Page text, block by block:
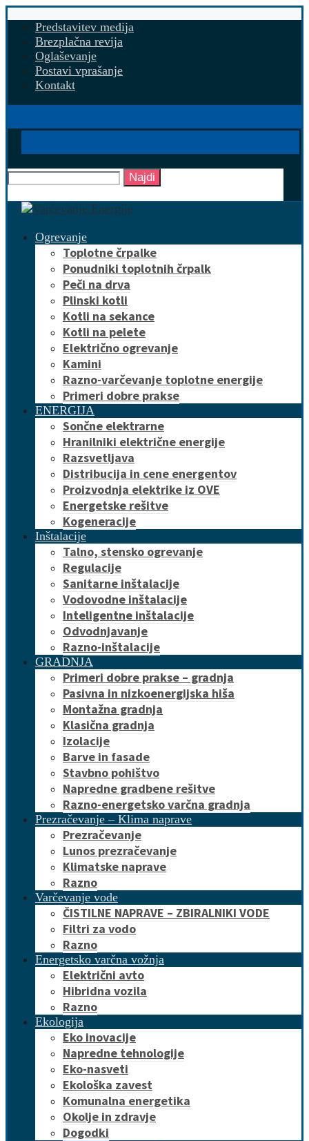
Predstavitev medija
Brezplačna revija
Oglaševanje
Postavi vprašanje
Kontakt
Najdi
Ogrevanje
Toplotne črpalke
Ponudniki toplotnih črpalk
Peči na drva
Plinski kotli
Kotli na sekance
Kotli na pelete
Električno ogrevanje
Kamini
Razno-varčevanje toplotne energije
Primeri dobre prakse
ENERGIJA
Sončne elektrarne
Hranilniki električne energije
Razsvetljava
Distribucija in cene energentov
Proizvodnja elektrike iz OVE
Energetske rešitve
Kogeneracije
Inštalacije
Talno, stensko ogrevanje
Regulacije
Sanitarne inštalacije
Vodovodne inštalacije
Inteligentne inštalacije
Odvodnjavanje
Razno-inštalacije
GRADNJA
Primeri dobre prakse – gradnja
Pasivna in nizkoenergijska hiša
Montažna gradnja
Klasična gradnja
Izolacije
Barve in fasade
Stavbno pohištvo
Napredne gradbene rešitve
Razno-energetsko varčna gradnja
Prezračevanje – Klima naprave
Prezračevanje
Lunos prezračevanje
Klimatske naprave
Razno
Varčevanje vode
ČISTILNE NAPRAVE – ZBIRALNIKI VODE
Filtri za vodo
Razno
Energetsko varčna vožnja
Električni avto
Hibridna vozila
Razno
Ekologija
Eko inovacije
Napredne tehnologije
Eko-nasveti
Ekološka zavest
Komunalna energetika
Okolje in zdravje
Dogodki